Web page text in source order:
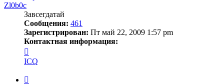
Zl0b0c
Завсегдатай
Сообщения: 461
Зарегистрирован: Пт май 22, 2009 1:57 pm
Контактная информация:
информация
пользователя
ICQ